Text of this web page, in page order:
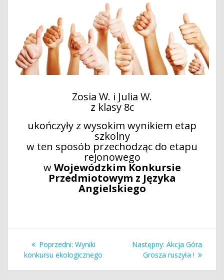
Zosia W. i Julia W.
z klasy 8c
ukończyły z wysokim wynikiem etap
szkolny
w ten sposób przechodząc do etapu
rejonowego
wWojewódzkim Konkursie
Przedmiotowym z Języka
Angielskiego
Nawigacja
wpisu
Poprzedni: Poprzedni
wpis:
Wyniki
konkursu ekologicznego
Następny: Następny
wpis:
Akcja Góra
Grosza ruszyła !